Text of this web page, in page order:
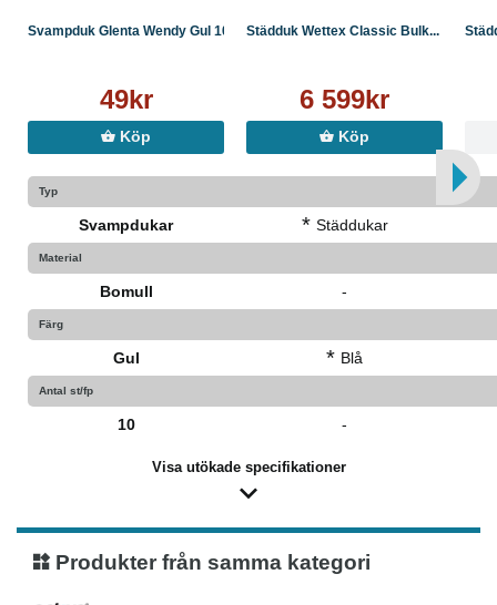
Svampduk Glenta Wendy Gul 10st
49kr
Köp
Städduk Wettex Classic Bulk...
6 599kr
Köp
Typ
Svampdukar * Städdukar
Material
Bomull -
Färg
Gul * Blå
Antal st/fp
10 -
Visa utökade specifikationer
Produkter från samma kategori